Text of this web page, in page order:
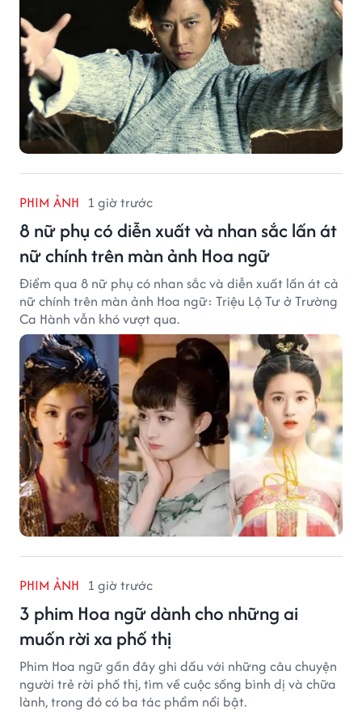
PHIM ẢNH 1 giờ trước
8 nữ phụ có diễn xuất và nhan sắc lấn át
nữ chính trên màn ảnh Hoa ngữ
Điểm qua 8 nữ phụ có nhan sắc và diễn xuất lấn át cả
nữ chính trên màn ảnh Hoa ngữ: Triệu Lộ Tư ở Trường
Ca Hành vẫn khó vượt qua.
PHIM ẢNH 1 giờ trước
3 phim Hoa ngữ dành cho những ai
muốn rời xa phố thị
Phim Hoa ngữ gần đây ghi dấu với những câu chuyện
người trẻ rời phố thị, tìm về cuộc sống bình dị và chữa
lành, trong đó có ba tác phẩm nổi bật.